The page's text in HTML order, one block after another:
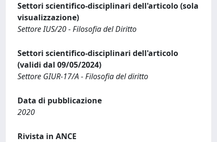
Settori scientifico-disciplinari dell'articolo (sola
visualizzazione)
Settore IUS/20 - Filosofia del Diritto
Settori scientifico-disciplinari dell'articolo
(validi dal 09/05/2024)
Settore GIUR-17/A - Filosofia del diritto
Data di pubblicazione
2020
Rivista in ANCE